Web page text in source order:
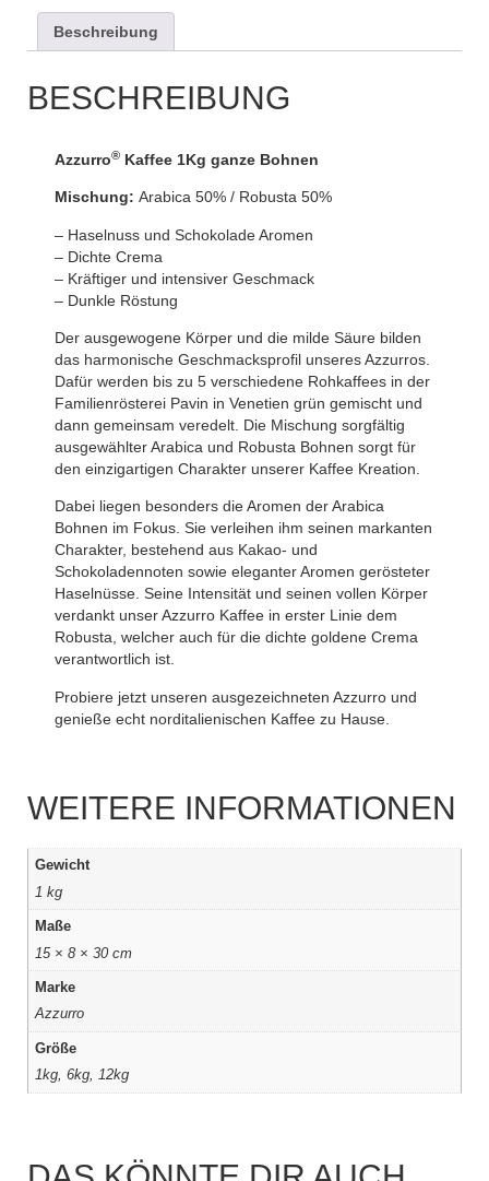
Beschreibung
BESCHREIBUNG
Azzurro® Kaffee 1Kg ganze Bohnen
Mischung: Arabica 50% / Robusta 50%
– Haselnuss und Schokolade Aromen
– Dichte Crema
– Kräftiger und intensiver Geschmack
– Dunkle Röstung
Der ausgewogene Körper und die milde Säure bilden
das harmonische Geschmacksprofil unseres Azzurros.
Dafür werden bis zu 5 verschiedene Rohkaffees in der
Familienrösterei Pavin in Venetien grün gemischt und
dann gemeinsam veredelt. Die Mischung sorgfältig
ausgewählter Arabica und Robusta Bohnen sorgt für
den einzigartigen Charakter unserer Kaffee Kreation.
Dabei liegen besonders die Aromen der Arabica
Bohnen im Fokus. Sie verleihen ihm seinen markanten
Charakter, bestehend aus Kakao- und
Schokoladennoten sowie eleganter Aromen gerösteter
Haselnüsse. Seine Intensität und seinen vollen Körper
verdankt unser Azzurro Kaffee in erster Linie dem
Robusta, welcher auch für die dichte goldene Crema
verantwortlich ist.
Probiere jetzt unseren ausgezeichneten Azzurro und
genieße echt norditalienischen Kaffee zu Hause.
WEITERE INFORMATIONEN
Gewicht
1 kg
Maße
15 × 8 × 30 cm
Marke
Azzurro
Größe
1kg, 6kg, 12kg